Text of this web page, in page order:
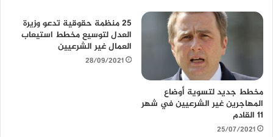
مخطط جديد لتسوية أوضاع
المهاجرين غير الشرعيين في شهر
11 القادم
25/07/2021
25 منظمة حقوقية تدعو وزيرة
العدل لتوسيع مخطط استيعاب
العمال غير الشرعيين
28/09/2021